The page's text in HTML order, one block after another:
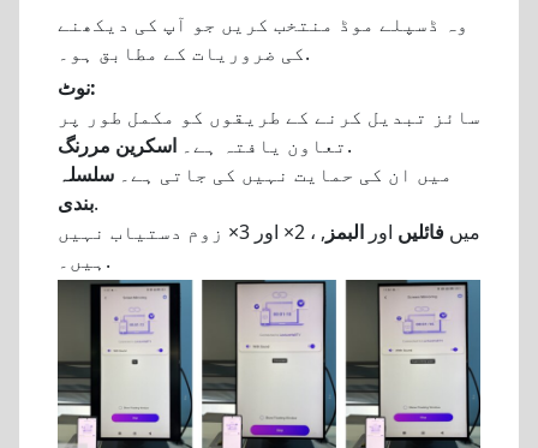
وہ ڈسپلے موڈ منتخب کریں جو آپ کی دیکھنے
کی ضروریات کے مطابق ہو۔.
نوٹ:
سائز تبدیل کرنے کے طریقوں کو مکمل طور پر
تعاون یافتہ ہے۔ اسکرین مررنگ
.
میں ان کی حمایت نہیں کی جاتی ہے۔ سلسلہ
بندی.
میں فائلیں اور البمز
, ، 2× اور 3× زوم دستیاب نہیں
ہیں۔.